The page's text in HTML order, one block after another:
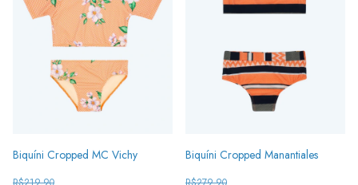
Biquíni Cropped MC Vichy Biquíni Cropped Manantiales